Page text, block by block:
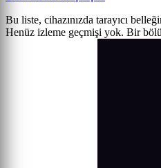
Bu liste, cihazınızda tarayıcı
Henüz izleme geçmişi yok. Bir